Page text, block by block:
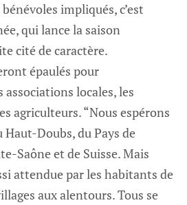
impliqués, c’est
qui lance la saison
cité de caractère.
épaulés pour
associations locales, les
agriculteurs. “Nous espérons
Haut-Doubs, du Pays de
Saône et de Suisse. Mais
attendue par les habitants de
aux alentours. Tous se